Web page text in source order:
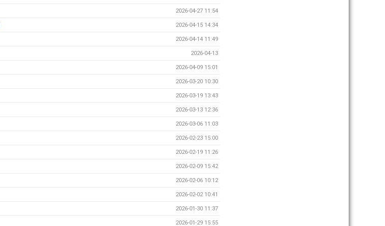
2026-04-27 11:54
2026-04-15 14:34
2026-04-14 11:49
2026-04-13
2026-04-09 15:01
2026-03-20 10:30
2026-03-19 13:43
2026-03-13 12:36
2026-03-06 11:03
2026-02-23 15:00
2026-02-19 11:26
2026-02-09 15:42
2026-02-06 10:12
2026-02-02 10:41
2026-01-30 11:37
2026-01-29 15:55